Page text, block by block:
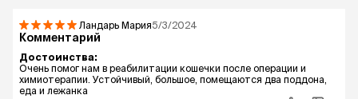
Ландарь Мария5/3/2024
Комментарий
Достоинства:
Очень помог нам в реабилитации кошечки после операции и
химиотерапии. Устойчивый, большое, помещаются два поддона,
еда и лежанка